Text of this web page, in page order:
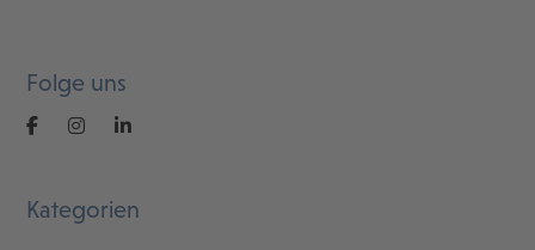
Folge uns
Kategorien